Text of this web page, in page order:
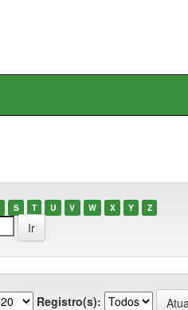
S T U V W X Y Z
Registro(s):